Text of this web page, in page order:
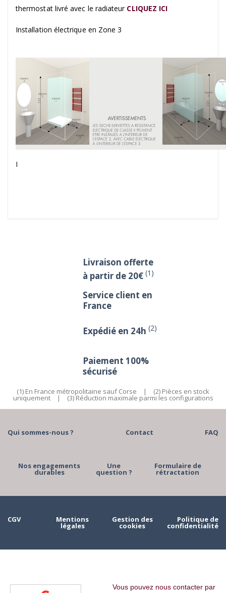
thermostat livré avec le radiateur CLIQUEZ ICI
Installation électrique en Zone 3
I
Livraison offerte
à partir de 20€ (1)
Service client en
France
Expédié en 24h (2)
Paiement 100%
sécurisé
(1) En France métropolitaine sauf Corse | (2) Pièces en stock
uniquement | (3) Réduction maximale parmi les configurations
Qui sommes-nous ? Contact FAQ
Nos engagements
durables
Une
question ?
Formulaire de
rétractation
CGV Mentions
légales
Gestion des
cookies
Politique de
confidentialité
Vous pouvez nous contacter par